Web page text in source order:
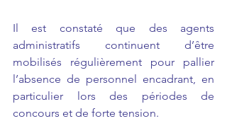
Il est constaté que des agents
administratifs continuent d’être
mobilisés régulièrement pour pallier
l’absence de personnel encadrant, en
particulier lors des périodes de
concours et de forte tension.